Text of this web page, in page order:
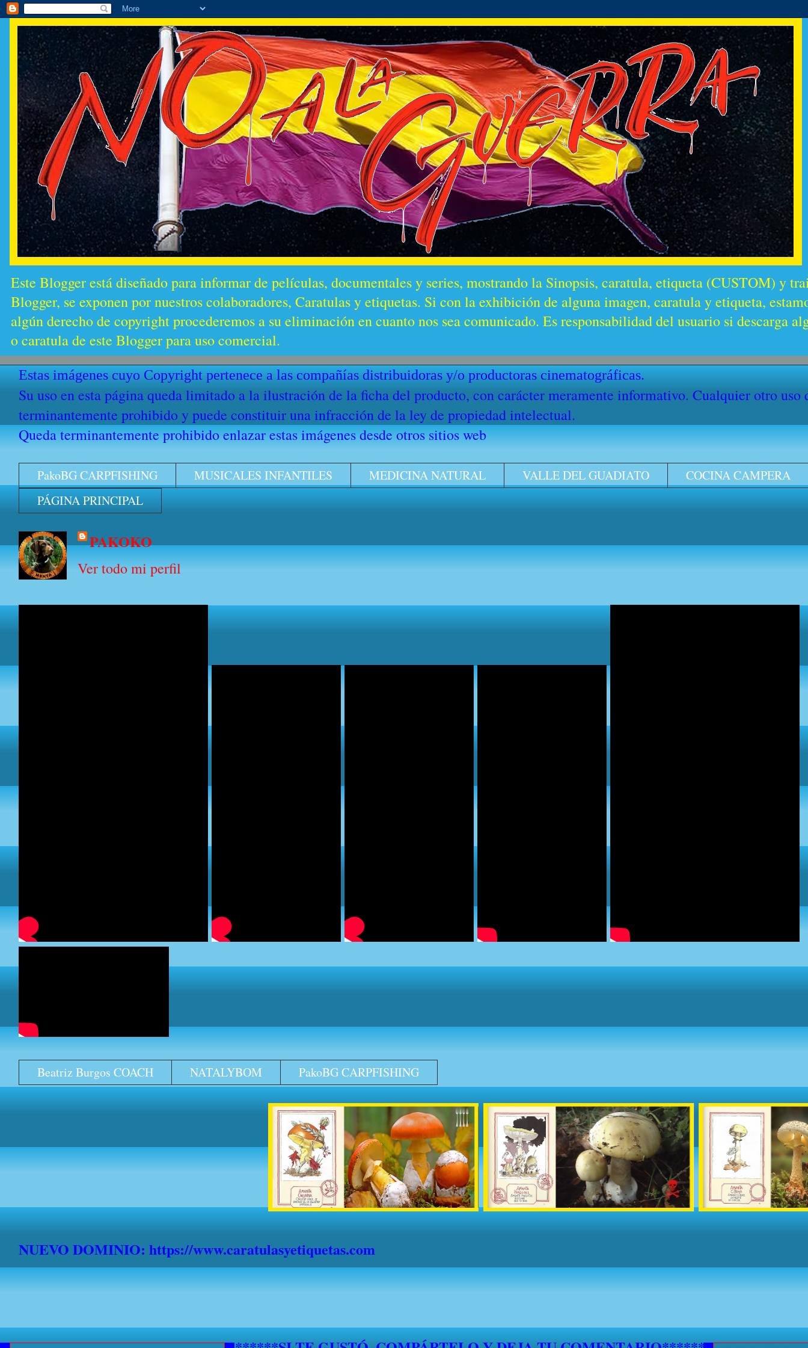
Este Blogger está diseñado para informar de películas, documentales y series, mostrando la Sinopsis, caratula, etiqueta (CUSTOM) y
Blogger, se exponen por nuestros colaboradores, Caratulas y etiquetas. Si con la exhibición de alguna imagen, caratula y etiqueta,
algún derecho de copyright procederemos a su eliminación en cuanto nos sea comunicado. Es responsabilidad del usuario si descarga
o caratula de este Blogger para uso comercial.
Estas imágenes cuyo Copyright pertenece a las compañías distribuidoras y/o productoras cinematográficas.
Su uso en esta página queda limitado a la ilustración de la ficha del producto, con carácter meramente informativo. Cualquier otro uso
terminantemente prohibido y puede constituir una infracción de la ley de propiedad intelectual.
Queda terminantemente prohibido enlazar estas imágenes desde otros sitios web
PakoBG CARPFISHING MUSICALES INFANTILES MEDICINA NATURAL VALLE DEL GUADIATO
COCINA CAMPERA
PÁGINA PRINCIPAL
PAKOKO
Ver todo mi perfil
Beatriz Burgos COACH NATALYBOM PakoBG CARPFISHING
NUEVO DOMINIO: https://www.caratulasyetiquetas.com
***********AVISO A NAVEGANTES" DESDE EL 1 DE JULIO HASTA EL 15 DE SEPTIEMBRE NO SE ATENDERAN